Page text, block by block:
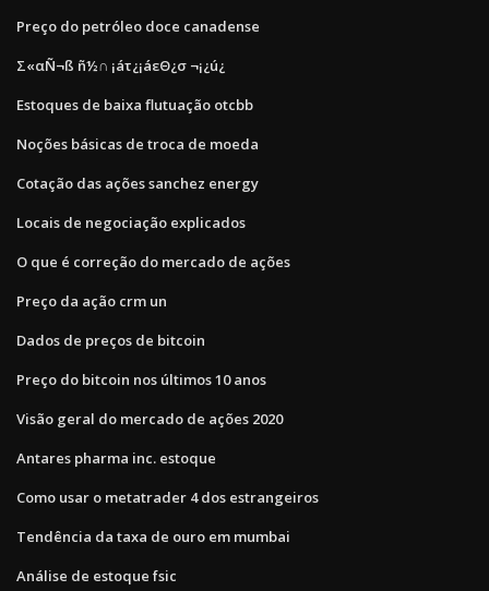
Preço do petróleo doce canadense
Σ«αÑ¬ß ñ½∩ ¡áτ¿¡áεΘ¿σ ¬¡¿ú¿
Estoques de baixa flutuação otcbb
Noções básicas de troca de moeda
Cotação das ações sanchez energy
Locais de negociação explicados
O que é correção do mercado de ações
Preço da ação crm un
Dados de preços de bitcoin
Preço do bitcoin nos últimos 10 anos
Visão geral do mercado de ações 2020
Antares pharma inc. estoque
Como usar o metatrader 4 dos estrangeiros
Tendência da taxa de ouro em mumbai
Análise de estoque fsic